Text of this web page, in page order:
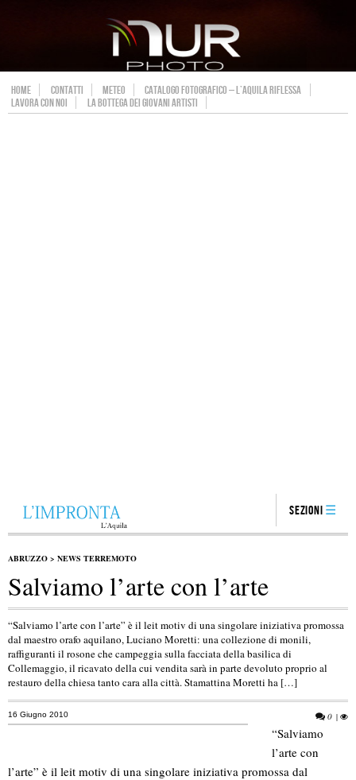
HOME CONTATTI METEO
CATALOGO FOTOGRAFICO – L’AQUILA RIFLESSA
LAVORA CON NOI
LA BOTTEGA DEI GIOVANI ARTISTI
Sezioni
ABRUZZO > NEWS TERREMOTO
Salviamo l’arte con l’arte
“Salviamo l’arte con l’arte” è il leit motiv di una singolare iniziativa promossa
dal maestro orafo aquilano, Luciano Moretti: una collezione di monili,
raffiguranti il rosone che campeggia sulla facciata della basilica di
Collemaggio, il ricavato della cui vendita sarà in parte devoluto proprio al
restauro della chiesa tanto cara alla città. Stamattina Moretti ha […]
16 Giugno 2010 0 |
“Salviamo
l’arte con
l’arte” è il leit motiv di una singolare iniziativa promossa dal